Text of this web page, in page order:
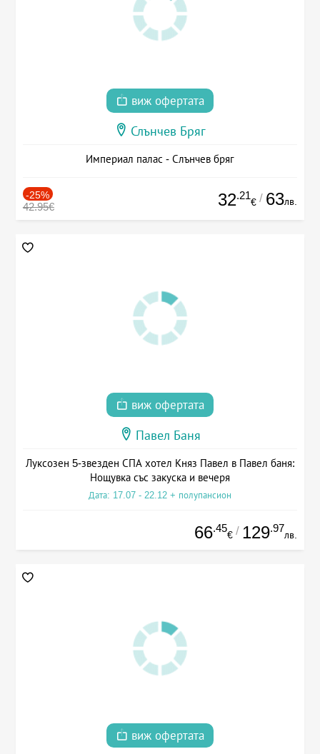
виж офертата
Слънчев Бряг
Империал палас - Слънчев бряг
-25%
42.95€ 32.21
€ / 63лв.
виж офертата
Павел Баня
Луксозен 5-звезден СПА хотел Княз Павел в Павел баня:
Нощувка със закуска и вечеря
Дата: 17.07 - 22.12 + полупансион
66.45
€ / 129.97
лв.
виж офертата